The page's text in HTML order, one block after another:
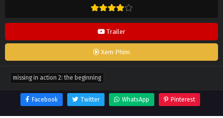
Trailer
Xem Phim
missing in action 2: the beginning
Facebook Twitter WhatsApp Pinterest